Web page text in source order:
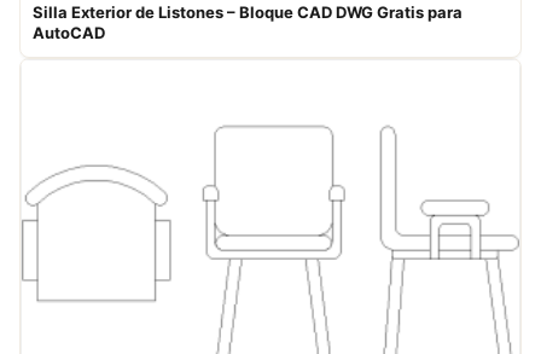
Silla Exterior de Listones – Bloque CAD DWG Gratis para
AutoCAD